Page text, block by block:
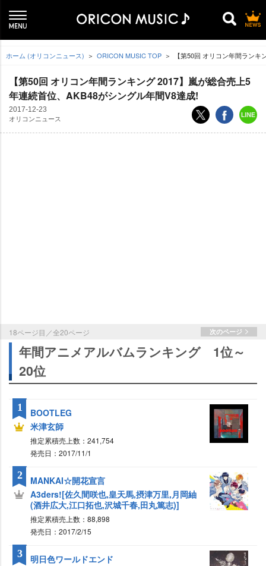
ホーム (オリコンニュース) ORICON MUSIC TOP 【第50回 オリコン年間ラン
【第50回 オリコン年間ランキング 2017】嵐が総合売上5
年連続首位、AKB48がシングル年間V8達成!
2017-12-23
オリコンニュース
18ページ目／全20ページ 次のページ
年間アニメアルバムランキング 1位～
20位
BOOTLEG
米津玄師
推定累積売上数：241,754
発売日：2017/11/1
1
MANKAI☆開花宣言
A3ders![佐久間咲也,皇天馬,摂津万里,月岡紬
(酒井広大,江口拓也,沢城千春,田丸篤志)]
推定累積売上数：88,898
発売日：2017/2/15
2
明日色ワールドエンド
3